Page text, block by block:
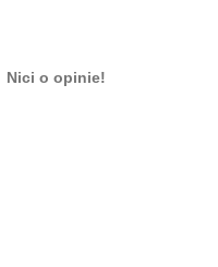
Nici o opinie!